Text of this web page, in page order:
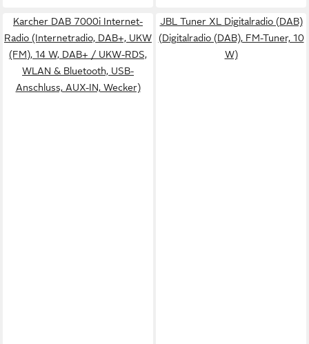
Karcher DAB 7000i Internet-
Radio (Internetradio, DAB+, UKW
(FM), 14 W, DAB+ / UKW-RDS,
WLAN & Bluetooth, USB-
Anschluss, AUX-IN, Wecker)
JBL Tuner XL Digitalradio (DAB)
(Digitalradio (DAB), FM-Tuner, 10
W)